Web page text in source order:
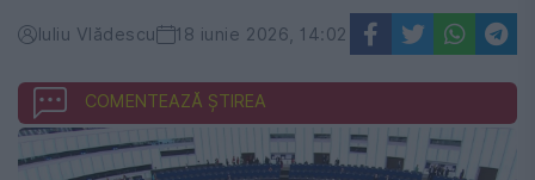
Iuliu Vlădescu 18 iunie 2026, 14:02
COMENTEAZĂ ȘTIREA